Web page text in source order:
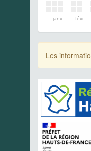
janv. févr.
Les